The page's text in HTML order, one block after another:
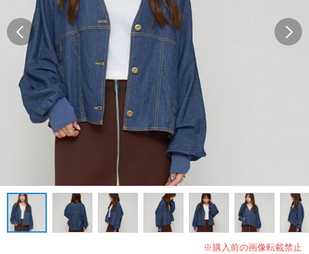
※購入前の画像転載禁止